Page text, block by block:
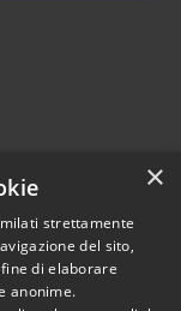
© 2026 • Comune di
×
strettamente
del sito,
di elaborare
anonime.